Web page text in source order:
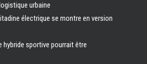
urbaine
électrique se montre en version
hybride sportive pourrait être